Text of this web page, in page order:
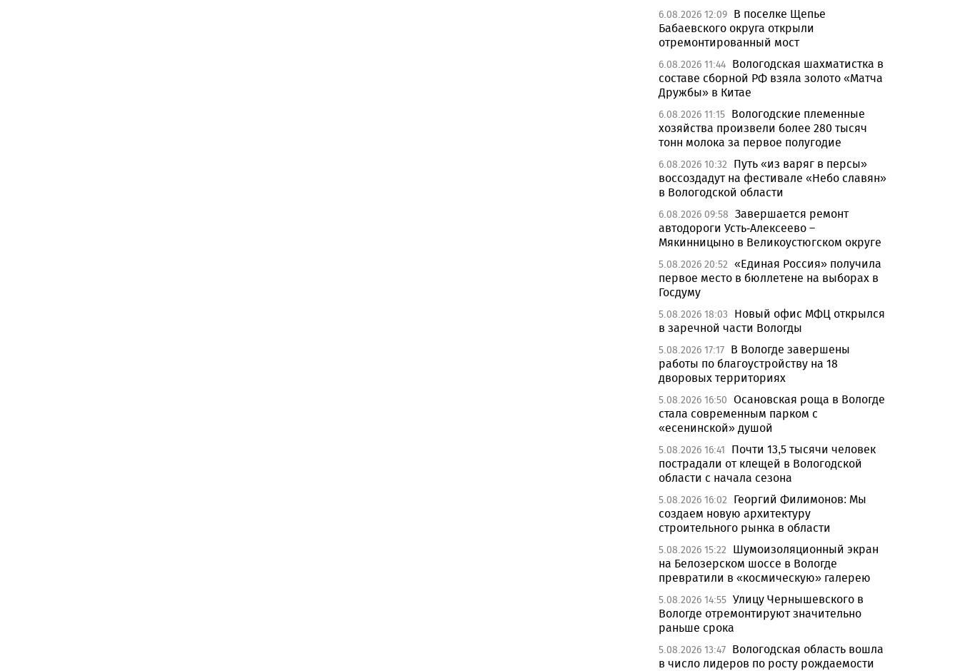
6.08.2026 12:09 В поселке Щепье
Бабаевского округа открыли
отремонтированный мост
6.08.2026 11:44 Вологодская шахматистка в
составе сборной РФ взяла золото «Матча
Дружбы» в Китае
6.08.2026 11:15 Вологодские племенные
хозяйства произвели более 280 тысяч
тонн молока за первое полугодие
6.08.2026 10:32
Путь «из варяг в персы»
воссоздадут на фестивале «Небо славян»
в Вологодской области
6.08.2026 09:58 Завершается ремонт
автодороги Усть-Алексеево –
Мякинницыно в Великоустюгском округе
5.08.2026 20:52 «Единая Россия» получила
первое место в бюллетене на выборах в
Госдуму
5.08.2026 18:03
Новый офис МФЦ открылся
в заречной части Вологды
5.08.2026 17:17 В Вологде завершены
работы по благоустройству на 18
дворовых территориях
5.08.2026 16:50 Осановская роща в Вологде
стала современным парком с
«есенинской» душой
5.08.2026 16:41
Почти 13,5 тысячи человек
пострадали от клещей в Вологодской
области с начала сезона
5.08.2026 16:02
Георгий Филимонов: Мы
создаем новую архитектуру
строительного рынка в области
5.08.2026 15:22
Шумоизоляционный экран
на Белозерском шоссе в Вологде
превратили в «космическую» галерею
5.08.2026 14:55 Улицу Чернышевского в
Вологде отремонтируют значительно
раньше срока
5.08.2026 13:47 Вологодская область вошла
в число лидеров по росту рождаемости